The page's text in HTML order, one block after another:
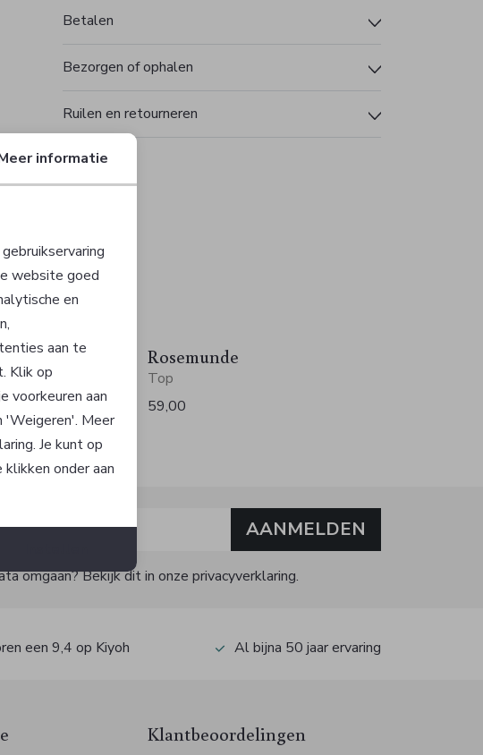
Betalen
Bezorgen of ophalen
Ruilen en retourneren
Rosemunde
Top
59,00
AANMELDEN
omgaan? Bekijk dit in onze privacyverklaring.
een 9,4 op Kiyoh Al bijna 50 jaar ervaring
Klantbeoordelingen
informatie
website goed
en
aan te
Klik op
voorkeuren aan
'Weigeren'. Meer
Je kunt op
onder aan